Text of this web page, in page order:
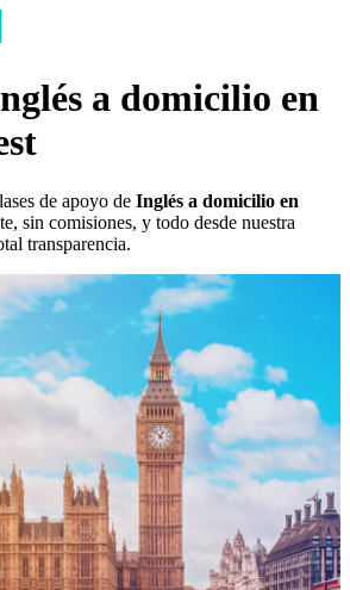
a domicilio en
de apoyo de Inglés a domicilio en
sin comisiones, y todo desde nuestra
transparencia.